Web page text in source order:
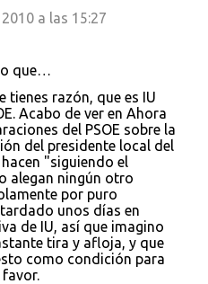
a las 15:27
que…
tienes razón, que es IU
Acabo de ver en Ahora
del PSOE sobre la
del presidente local del
"siguiendo el
alegan ningún otro
por puro
unos días en
de IU, así que imagino
tira y afloja, y que
como condición para